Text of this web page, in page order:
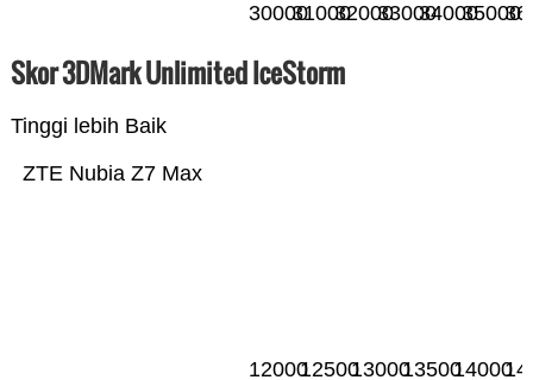
300003100032000330003400035000
Skor 3DMark Unlimited IceStorm
Tinggi lebih Baik
ZTE Nubia Z7 Max
1200012500130001350014000